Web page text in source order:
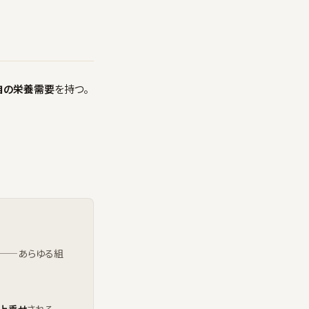
の栄養需要を持つ。
——あらゆる組